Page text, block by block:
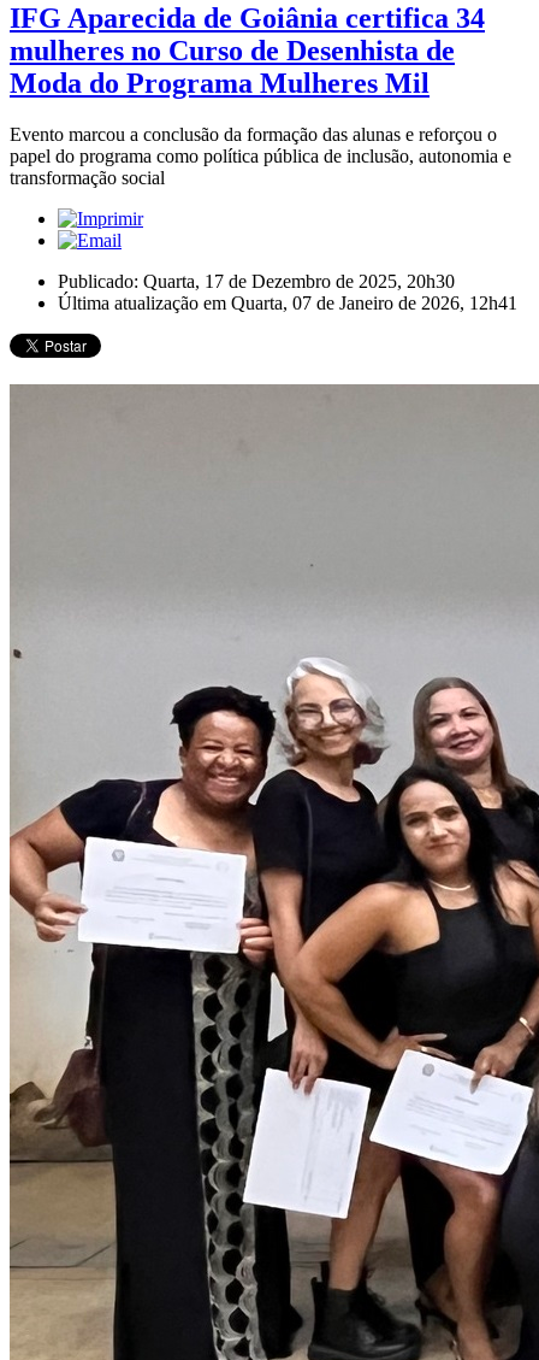
IFG Aparecida de Goiânia certifica 34
mulheres no Curso de Desenhista de
Moda do Programa Mulheres Mil
Evento marcou a conclusão da formação das alunas e reforçou o
papel do programa como política pública de inclusão, autonomia e
transformação social
Publicado: Quarta, 17 de Dezembro de 2025, 20h30
Última atualização em Quarta, 07 de Janeiro de 2026, 12h41